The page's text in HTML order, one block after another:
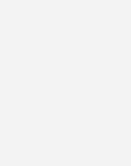
Müllheim